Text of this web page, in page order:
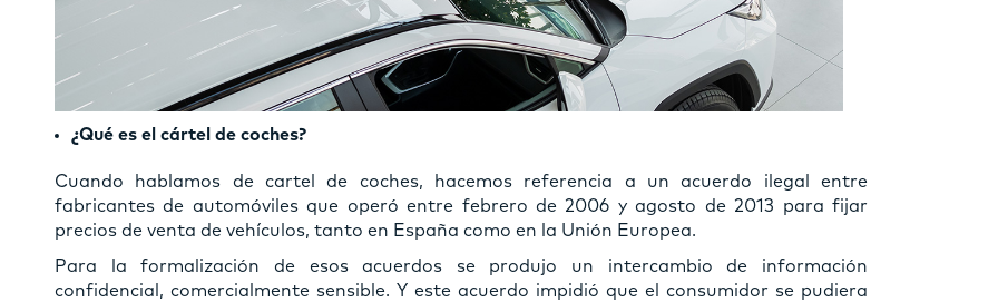
¿Qué es el cártel de coches?
Cuando hablamos de cartel de coches, hacemos referencia a un acuerdo ilegal entre
fabricantes de automóviles que operó entre febrero de 2006 y agosto de 2013 para fijar
precios de venta de vehículos, tanto en España como en la Unión Europea.
Para la formalización de esos acuerdos se produjo un intercambio de información
confidencial, comercialmente sensible. Y este acuerdo impidió que el consumidor se pudiera